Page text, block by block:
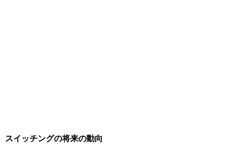
スイッチングの将来の動向